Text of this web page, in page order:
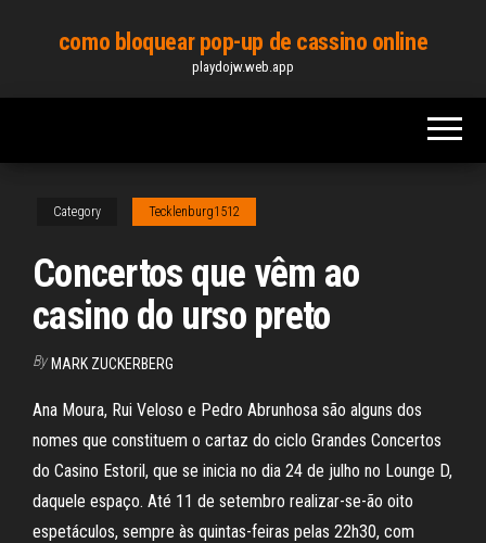
content
como bloquear pop-up de cassino online
playdojw.web.app
Category Tecklenburg1512
Concertos que vêm ao
casino do urso preto
By MARK ZUCKERBERG
Ana Moura, Rui Veloso e Pedro Abrunhosa são alguns dos
nomes que constituem o cartaz do ciclo Grandes Concertos
do Casino Estoril, que se inicia no dia 24 de julho no Lounge D,
daquele espaço. Até 11 de setembro realizar-se-ão oito
espetáculos, sempre às quintas-feiras pelas 22h30, com